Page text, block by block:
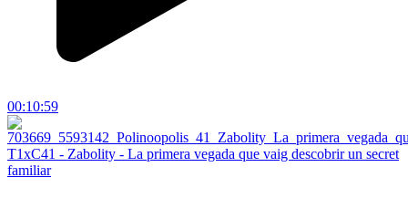
00:10:59
T1xC41 - Zabolity - La primera vegada que vaig descobrir un secret
familiar